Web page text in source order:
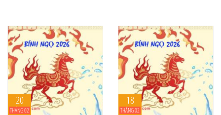
20
THÁNG 02
18
THÁNG 02